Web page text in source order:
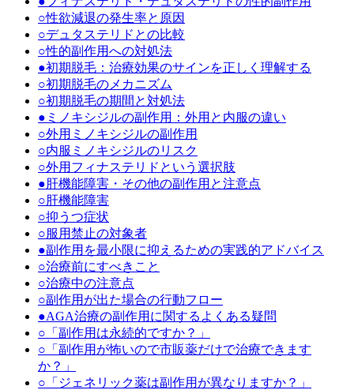
○性欲減退の発生率と原因
○デュタステリドとの比較
○性的副作用への対処法
●初期脱毛：治療効果のサインを正しく理解する
○初期脱毛のメカニズム
○初期脱毛の期間と対処法
● ミノキシジルの副作用：外用と内服の違い
○外用ミノキシジルの副作用
○内服ミノキシジルのリスク
○外用フィナステリドという選択肢
●肝機能障害・その他の副作用と注意点
○肝機能障害
○抑うつ症状
○服用禁止の対象者
●副作用を最小限に抑えるための実践的アドバイス
○治療前にすべきこと
○治療中の注意点
○副作用が出た場合の行動フロー
●AGA治療の副作用に関するよくある疑問
○ 「副作用は永続的ですか？」
○ 「副作用が怖いので市販薬だけで治療できます
か？」
○ 「ジェネリック薬は副作用が異なりますか？」